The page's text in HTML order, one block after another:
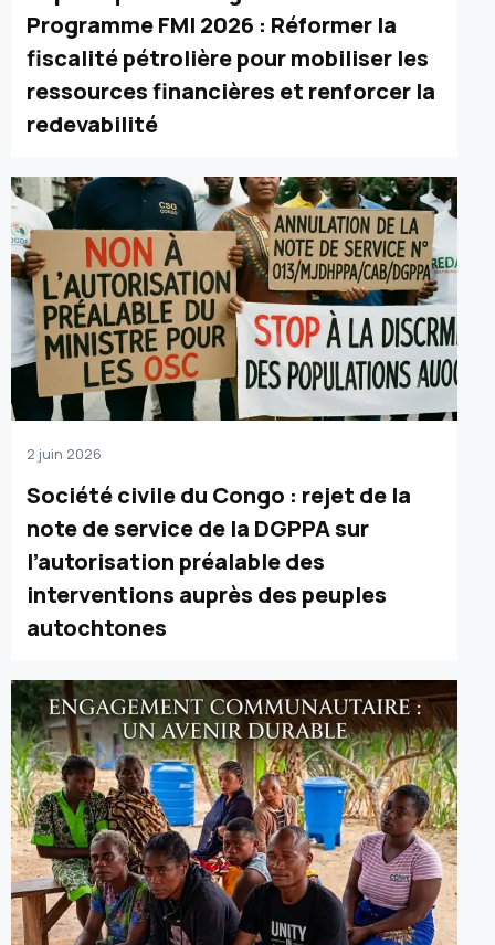
Programme FMI 2026 : Réformer la
fiscalité pétrolière pour mobiliser les
ressources financières et renforcer la
redevabilité
2 juin 2026
Société civile du Congo : rejet de la
note de service de la DGPPA sur
l’autorisation préalable des
interventions auprès des peuples
autochtones